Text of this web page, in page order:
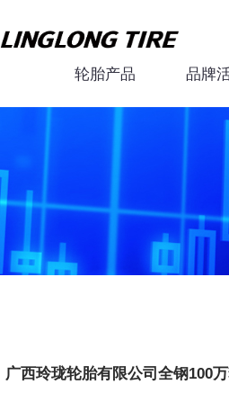
轮胎产品 品牌
广西玲珑轮胎有限公司全钢100